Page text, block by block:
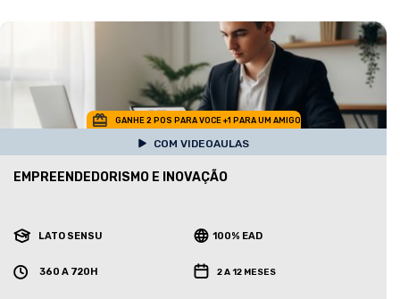
GANHE 2 POS PARA VOCE +1 PARA UM AMIGO
COM VIDEOAULAS
EMPREENDEDORISMO E INOVAÇÃO
LATO SENSU 100% EAD
360 A 720H 2 A 12 MESES